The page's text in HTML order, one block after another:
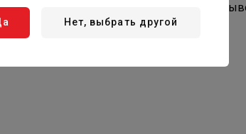
отходов, отсутствие проблем с
Нет, выбрать другой